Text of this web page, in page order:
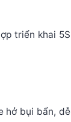
triển khai 5S
hở bụi bẩn, dễ